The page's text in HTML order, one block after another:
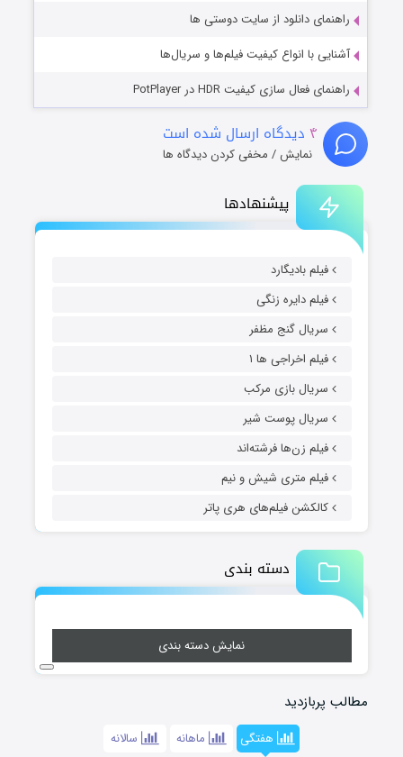
پیشنهادها
فیلم بادیگارد
فیلم دایره زنگی
سریال گنج مظفر
فیلم اخراجی ها ۱
سریال بازی مرکب
سریال پوست شیر
فیلم زن‌ها فرشته‌اند
فیلم متری شیش و نیم
کالکشن فیلم‌های هری پاتر
دسته بندی
نمایش دسته بندی
مطالب پربازدید
هفتگی ماهانه سالانه
راهنمای دانلود از سایت دوستی ها
آشنایی با انواع کیفیت فیلم‌ها و سریال‌ها
راهنمای فعال سازی کیفیت HDR در PotPlayer
۴ دیدگاه ارسال شده است
نمایش / مخفی کردن دیدگاه ها